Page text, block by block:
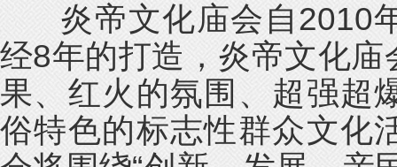
炎帝文化庙会自2010
经8年的打造，炎帝文化
果、红火的氛围、超强超
俗特色的标志性群众文化